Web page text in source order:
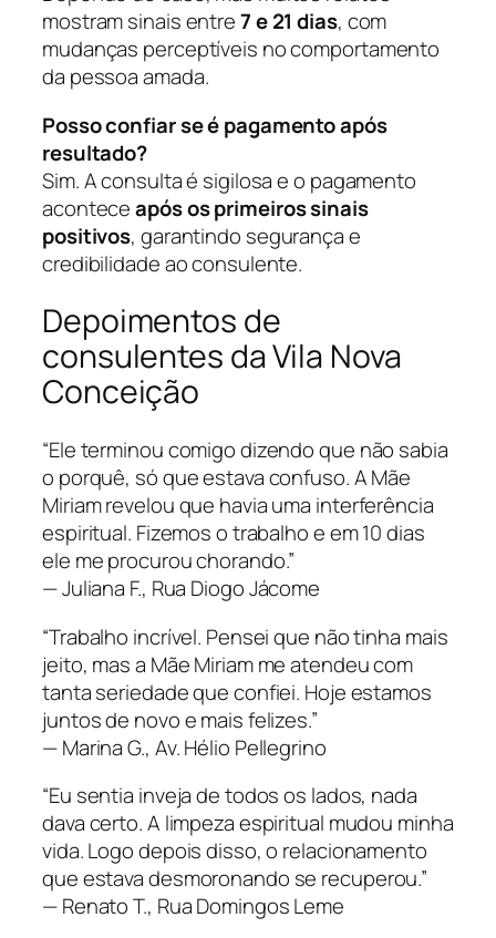
mostram sinais entre7 e 21 dias, com
mudanças perceptíveis no comportamento
da pessoa amada.
Posso confiar se é pagamento após
resultado?
Sim. A consulta é sigilosa e o pagamento
aconteceapós os primeiros sinais
positivos, garantindo segurança e
credibilidade ao consulente.
Depoimentos de
consulentes da Vila Nova
Conceição
“Ele terminou comigo dizendo que não sabia
o porquê, só que estava confuso. A Mãe
Miriam revelou que havia uma interferência
espiritual. Fizemos o trabalho e em 10 dias
ele me procurou chorando.”
—Juliana F., Rua Diogo Jácome
“Trabalho incrível. Pensei que não tinha mais
jeito, mas a Mãe Miriam me atendeu com
tanta seriedade que confiei. Hoje estamos
juntos de novo e mais felizes.”
—Marina G., Av. Hélio Pellegrino
“Eu sentia inveja de todos os lados, nada
dava certo. A limpeza espiritual mudou minha
vida. Logo depois disso, o relacionamento
que estava desmoronando se recuperou.”
—Renato T., Rua Domingos Leme